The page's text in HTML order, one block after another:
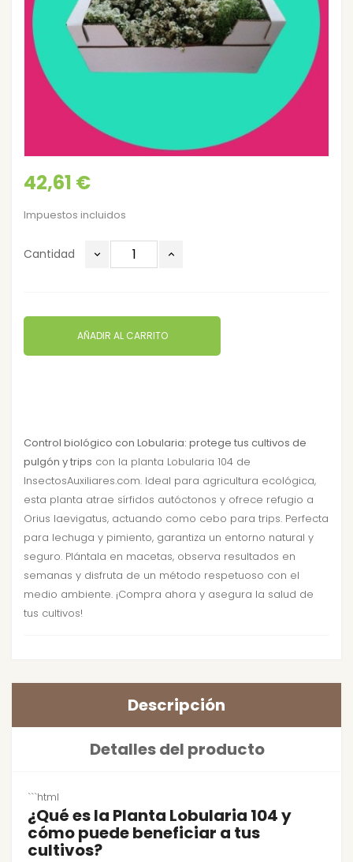
42,61 €
Impuestos incluidos
Cantidad
AÑADIR AL CARRITO
Control biológico con Lobularia: protege tus cultivos de
pulgón y trips con la planta Lobularia 104 de
InsectosAuxiliares.com. Ideal para agricultura ecológica,
esta planta atrae sírfidos autóctonos y ofrece refugio a
Orius laevigatus, actuando como cebo para trips. Perfecta
para lechuga y pimiento, garantiza un entorno natural y
seguro. Plántala en macetas, observa resultados en
semanas y disfruta de un método respetuoso con el
medio ambiente. ¡Compra ahora y asegura la salud de
tus cultivos!
Descripción
Detalles del producto
```html
¿Qué es la Planta Lobularia 104 y
cómo puede beneficiar a tus
cultivos?